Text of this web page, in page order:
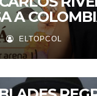
A
ELTOPCOL